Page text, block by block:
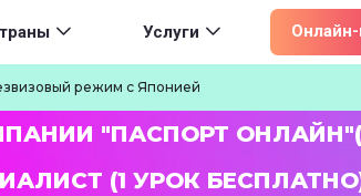
Услуги
режим с Японией
"ПАСПОРТ
(1 УРОК